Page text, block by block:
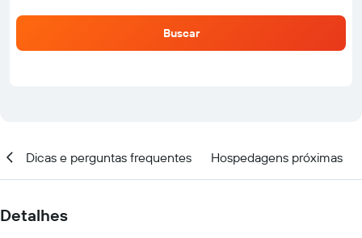
Buscar
Dicas e perguntas frequentes Hospedagens próximas
Detalhes